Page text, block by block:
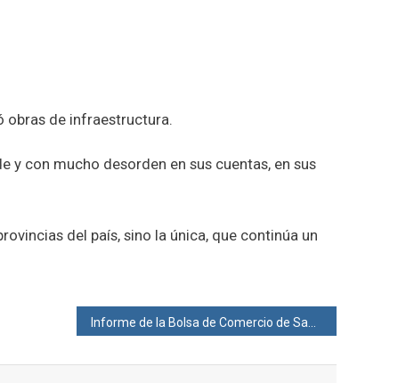
obras de infraestructura.
con mucho desorden en sus cuentas, en sus
del país, sino la única, que continúa un